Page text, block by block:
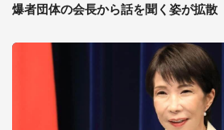
爆者団体の会長から話を聞く姿が拡散